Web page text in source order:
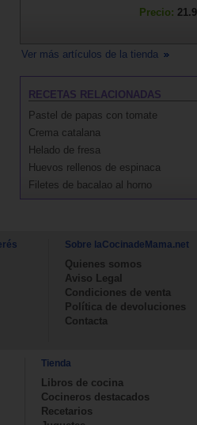
Precio:
Ver más artículos de la tienda
RECETAS RELACIONADAS
Pastel de papas con tomate
Crema catalana
Helado de fresa
Huevos rellenos de espinaca
Filetes de bacalao al horno
Sobre laCocinadeMama.net
Quienes somos
Aviso Legal
Condiciones de venta
Política de devoluciones
Contacta
Tienda
Libros de cocina
Cocineros destacados
Recetarios